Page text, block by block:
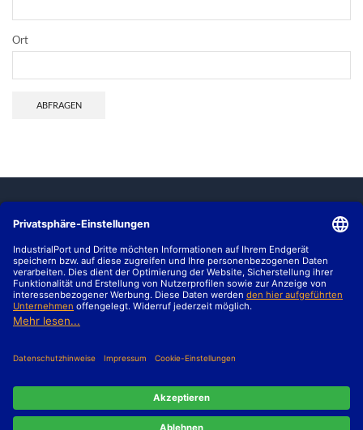
Ort
ABFRAGEN
MARKTBERICHTE
HALLENBEWERTUNG
B2B-VERKAUF
© IndustrialPort – Europas Nr. 1 für Daten, Analysen &
Bewertungen rund um Industrie- und Logistikimmobilien